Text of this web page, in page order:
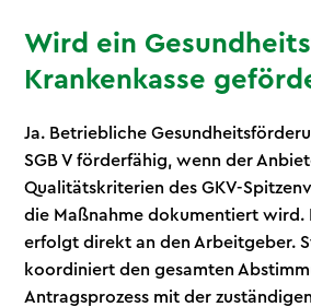
Wird ein
Krankenkasse
Ja. Betriebliche
SGB V förderfähig, wenn der
Qualitätskriterien des GKV-
die Maßnahme dokumentiert wird.
erfolgt direkt an den Arbeitgeber.
koordiniert den gesamten
Antragsprozess mit der